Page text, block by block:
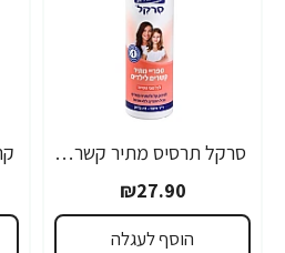
סרקל תרסיס מתיר קשרים לילדים 340 מ"ל - ד"ר פישר
₪27.90
הוסף לעגלה